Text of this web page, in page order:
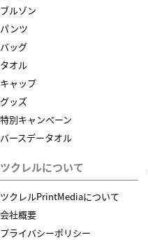
ブルゾン
パンツ
バッグ
タオル
キャップ
グッズ
特別キャンペーン
バースデータオル
ツクレルについて
ツクレルPrintMediaについて
会社概要
プライバシーポリシー